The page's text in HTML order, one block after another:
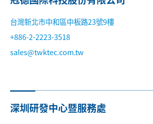
新聞中心
台灣新北市中和區中板路23號9樓
+886-2-2223-3518
sales@twktec.com.tw
深圳研發中心暨服務處